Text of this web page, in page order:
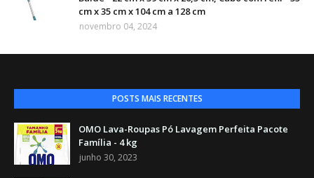
cm x 35 cm x 104 cm a 128 cm
novembro 04, 2024
POSTS MAIS RECENTES
OMO Lava-Roupas Pó Lavagem Perfeita Pacote
Família - 4 kg
junho 30, 2023